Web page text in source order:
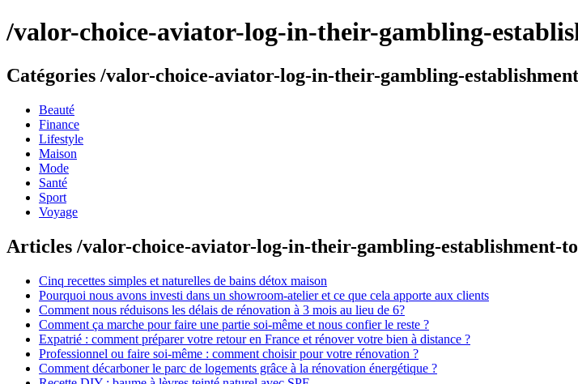
/valor-choice-aviator-log-in-their-gambling-
Catégories /valor-choice-aviator-log-in-their-gambling-
Beauté
Finance
Lifestyle
Maison
Mode
Santé
Sport
Voyage
Articles /valor-choice-aviator-log-in-their-gambling-establishment-
Cinq recettes simples et naturelles de bains détox maison
Pourquoi nous avons investi dans un showroom-atelier et ce que cela apporte aux clients
Comment nous réduisons les délais de rénovation à 3 mois au lieu de 6?
Comment ça marche pour faire une partie soi-même et nous confier le reste ?
Expatrié : comment préparer votre retour en France et rénover votre bien à distance ?
Professionnel ou faire soi-même : comment choisir pour votre rénovation ?
Comment décarboner le parc de logements grâce à la rénovation énergétique ?